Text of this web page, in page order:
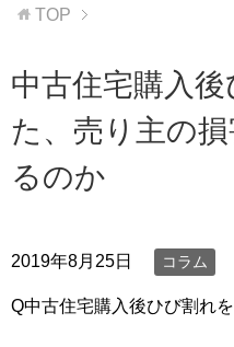
TOP
中古住宅購入
た、売り主の
るのか
2019年8月25日 コラム
Q中古住宅購入後ひび割れを